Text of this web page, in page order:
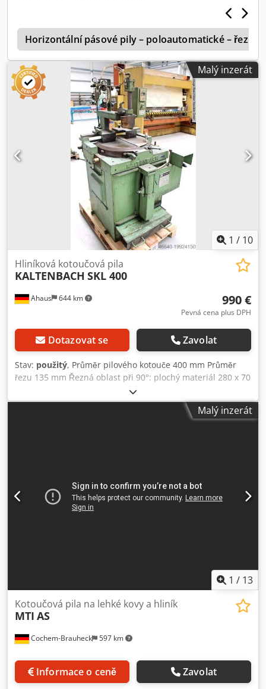
Horizontální pásové pily – poloautomatické – řezná
Malý inzerát
1 / 10
Ahaus 644 km
Hliníková kotoučová pila
KALTENBACH SKL 400
990 €
Pevná cena plus DPH
Dotazovat se Zavolat
Stav: použitý, Průměr pilového kotouče 400 mm Průměr
řezu 135 mm Řezná oblast při 90°: plochý materiál 280 x 70
mm Řezná oblast při 90°: čtvercový materiál 120 x 120 mm
Řezná oblast při 45°: plochý materiál 210 x 55 mm
Cjdoxabg Aspfx Ahqeha Řezná oblast při 45°: čtvercový
spodnímu řezu - Rychlé nastavení pro pokosové řezy -
Upnutí obrobku pomocí nastavitelného svěráku a přítlačné
části - Pneumatické upínání nástroje - Návod k obsluze
Malý inzerát
1 / 13
Cochem-Brauheck 597 km
Kotoučová pila na lehké kovy a hliník
MTI AS
Informace o ceně Zavolat